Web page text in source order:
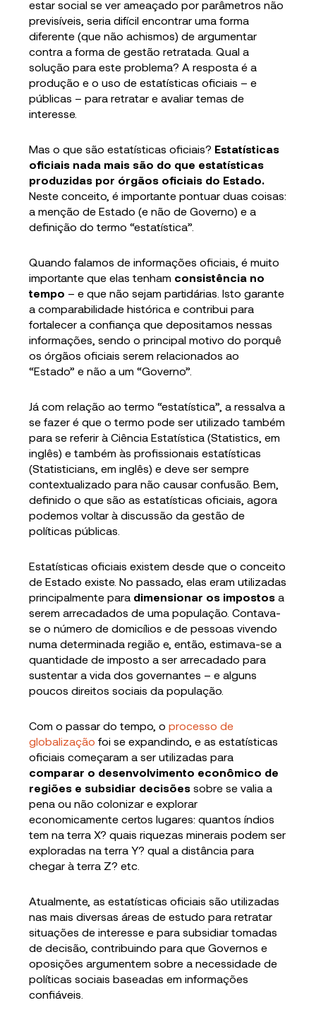
estar social se ver ameaçado por parâmetros não
previsíveis, seria difícil encontrar uma forma
diferente (que não achismos) de argumentar
contra a forma de gestão retratada. Qual a
solução para este problema? A resposta é a
produção e o uso de estatísticas oficiais – e
públicas – para retratar e avaliar temas de
interesse.
Mas o que são estatísticas oficiais? Estatísticas
oficiais nada mais são do que estatísticas
produzidas por órgãos oficiais do Estado.
Neste conceito, é importante pontuar duas coisas:
a menção de Estado (e não de Governo) e a
definição do termo “estatística”.
Quando falamos de informações oficiais, é muito
importante que elas tenham consistência no
tempo – e que não sejam partidárias. Isto garante
a comparabilidade histórica e contribui para
fortalecer a confiança que depositamos nessas
informações, sendo o principal motivo do porquê
os órgãos oficiais serem relacionados ao
“Estado” e não a um “Governo”.
Já com relação ao termo “estatística”, a ressalva a
se fazer é que o termo pode ser utilizado também
para se referir à Ciência Estatística (Statistics, em
inglês) e também às profissionais estatísticas
(Statisticians, em inglês) e deve ser sempre
contextualizado para não causar confusão. Bem,
definido o que são as estatísticas oficiais, agora
podemos voltar à discussão da gestão de
políticas públicas.
Estatísticas oficiais existem desde que o conceito
de Estado existe. No passado, elas eram utilizadas
principalmente para dimensionar os impostos a
serem arrecadados de uma população. Contava-
se o número de domicílios e de pessoas vivendo
numa determinada região e, então, estimava-se a
quantidade de imposto a ser arrecadado para
sustentar a vida dos governantes – e alguns
poucos direitos sociais da população.
Com o passar do tempo, oprocesso de
globalização foi se expandindo, e as estatísticas
oficiais começaram a ser utilizadas para
comparar o desenvolvimento econômico de
regiões e subsidiar decisões sobre se valia a
pena ou não colonizar e explorar
economicamente certos lugares: quantos índios
tem na terra X? quais riquezas minerais podem ser
exploradas na terra Y? qual a distância para
chegar à terra Z? etc.
Atualmente, as estatísticas oficiais são utilizadas
nas mais diversas áreas de estudo para retratar
situações de interesse e para subsidiar tomadas
de decisão, contribuindo para que Governos e
oposições argumentem sobre a necessidade de
políticas sociais baseadas em informações
confiáveis.